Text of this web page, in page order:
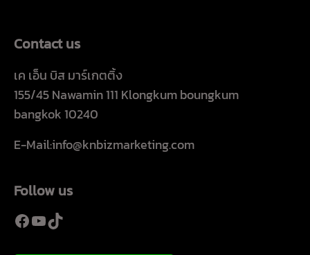
Contact us
เค เอ็น บิส มาร์เกตติ้ง
155/45 Nawamin 111 Klongkum boungkum
bangkok 10240
E-Mail:info@knbizmarketing.com
Follow us
Facebook
YouTube
TikTok